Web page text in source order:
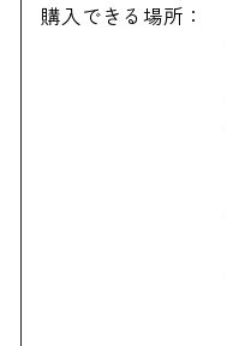
購入できる場所：